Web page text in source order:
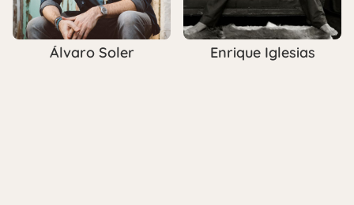
Álvaro Soler Enrique Iglesias